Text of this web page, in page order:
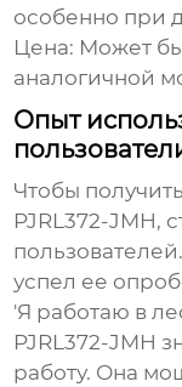
особенно при
Цена: Может
аналогичной
Опыт
Чтобы
PJRL372-JMH,
успел ее
'Я работаю в
PJRL372-JMH
работу. Она